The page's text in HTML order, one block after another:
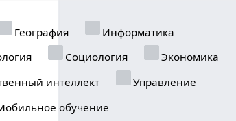
География
Информатика
Социология
Экономика
интеллект
Управление
обучение